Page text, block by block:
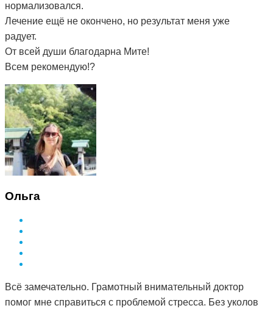
нормализовался.
Лечение ещё не окончено, но результат меня уже
радует.
От всей души благодарна Мите!
Всем рекомендую!?
Ольга
Всё замечательно. Грамотный внимательный доктор
помог мне справиться с проблемой стресса. Без уколов